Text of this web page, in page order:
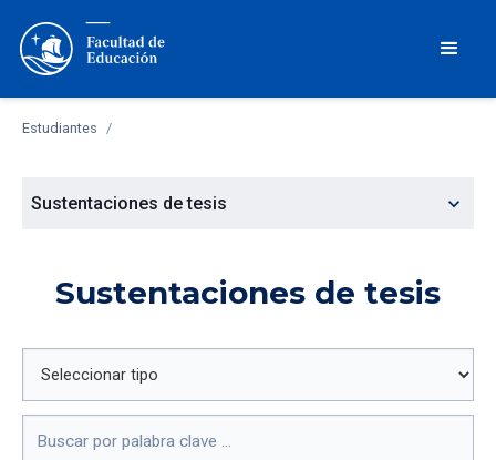
Estudiantes /
Sustentaciones de tesis expand_more
Sustentaciones de tesis